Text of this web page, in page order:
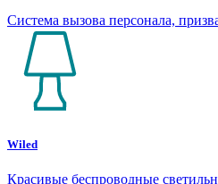
Система вызова персонала,
Wiled
Красивые беспроводные